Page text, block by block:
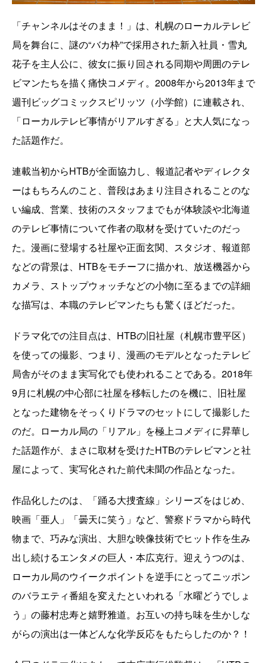
「チャンネルはそのまま！」は、札幌のローカルテレビ
局を舞台に、謎の“バカ枠”で採用された新入社員・雪丸
花子を主人公に、彼女に振り回される同期や周囲のテレ
ビマンたちを描く痛快コメディ。2008年から2013年まで
週刊ビッグコミックスピリッツ（小学館）に連載され、
「ローカルテレビ事情がリアルすぎる」と大人気になっ
た話題作だ。
連載当初からHTBが全面協力し、報道記者やディレクタ
ーはもちろんのこと、普段はあまり注目されることのな
い編成、営業、技術のスタッフまでもが体験談や北海道
のテレビ事情について作者の取材を受けていたのだっ
た。漫画に登場する社屋や正面玄関、スタジオ、報道部
などの背景は、HTBをモチーフに描かれ、放送機器から
カメラ、ストップウォッチなどの小物に至るまでの詳細
な描写は、本職のテレビマンたちも驚くほどだった。
ドラマ化での注目点は、HTBの旧社屋（札幌市豊平区）
を使っての撮影、つまり、漫画のモデルとなったテレビ
局舎がそのまま実写化でも使われることである。2018年
9月に札幌の中心部に社屋を移転したのを機に、旧社屋
となった建物をそっくりドラマのセットにして撮影した
のだ。ローカル局の「リアル」を極上コメディに昇華し
た話題作が、まさに取材を受けたHTBのテレビマンと社
屋によって、実写化された前代未聞の作品となった。
作品化したのは、「踊る大捜査線」シリーズをはじめ、
映画「亜人」「曇天に笑う」など、警察ドラマから時代
物まで、巧みな演出、大胆な映像技術でヒット作を生み
出し続けるエンタメの巨人・本広克行。迎えうつのは、
ローカル局のウイークポイントを逆手にとってニッポン
のバラエティ番組を変えたといわれる「水曜どうでしょ
う」の藤村忠寿と嬉野雅道。お互いの持ち味を生かしな
がらの演出は一体どんな化学反応をもたらしたのか？！